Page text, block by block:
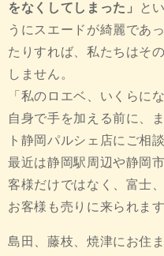
をなくしてしまった」
と
うにスエードが綺麗であ
たりすれば、私たちはそ
しません。
「私のロエベ、いくらに
自身で手を加える前に、
ト静岡パルシェ店にご相
最近は静岡駅周辺や静岡
客様だけではなく、富士
お客様も売りに来られます
島田、藤枝、焼津にお住